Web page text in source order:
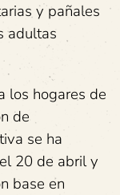
y pañales
adultas
los hogares de
de
se ha
20 de abril y
base en